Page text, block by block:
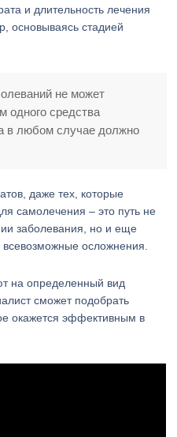
и длительность лечения
основываясь стадией
не может
одного средства
в любом случае должно
даже тех, которые
самолечения – это путь не
заболевания, но и еще
осложнения.
на определенный вид
сможет подобрать
окажется эффективным в